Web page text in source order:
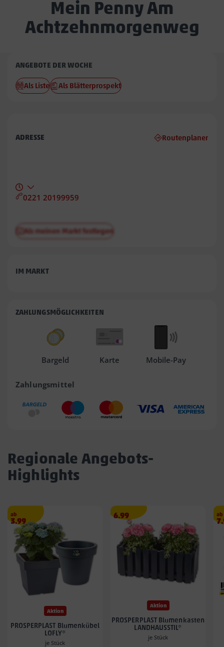
Mein Penny Am
Achtzehnmorgenweg
Penny
Am
Achtzehnmorgenweg
ANGEBOTE DER WOCHE
Als Liste Als Blätterprospekt
ADRESSE Routenplaner
0221 20199959
Als meinen Markt festlegen
IM MARKT
ZAHLUNGSMÖGLICHKEITEN
Bargeld Karte Mobile-Pay
Zahlungsmittel
Regionale Angebots-
Highlights
ab
Angebotspreis
3.99
€
3.99
Aktion
PROSPERPLAST Blumenkübel
LOFLY*
je Stück
Angebotspreis
6.99
6.99
Aktion
PROSPERPLAST Blumenkasten
LANDHAUSSTIL*
je Stück
ab